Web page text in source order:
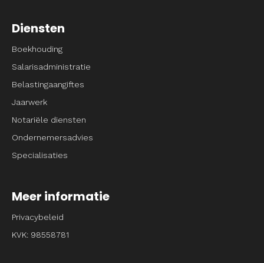
Diensten
Boekhouding
Salarisadministratie
Belastingaangiftes
Jaarwerk
Notariële diensten
Ondernemersadvies
Specialisaties
Meer informatie
Privacybeleid
KVK: 98558781